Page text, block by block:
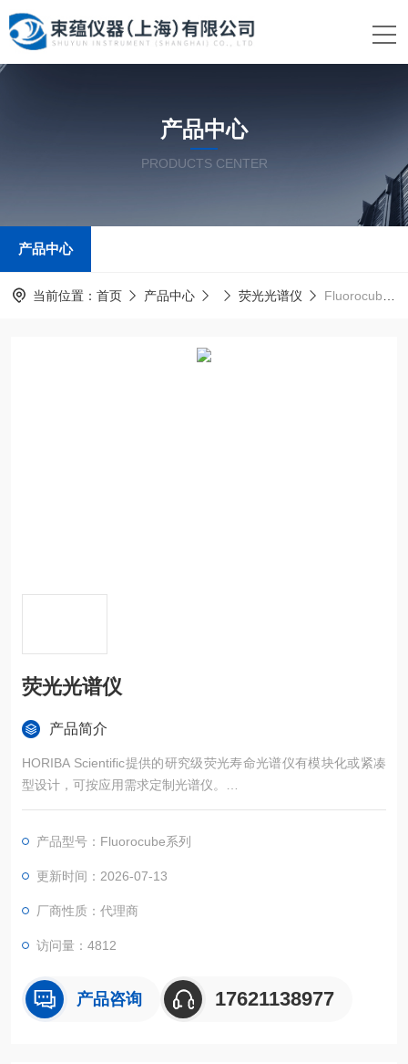
产品中心
PRODUCTS CENTER
产品中心
当前位置： 首页 产品中心 荧光光谱仪 Fluorocube系列荧光光谱仪
荧光光谱仪
产品简介
HORIBA Scientific提供的研究级荧光寿命光谱仪有模块化或紧凑
型设计，可按应用需求定制光谱仪。
Fluorocube荧光光谱仪将新的迷你化光源和检测技术与成熟的TC
光子计数寿命系统。
产品型号：Fluorocube系列
更新时间：2026-07-13
厂商性质：代理商
访问量：4812
产品咨询 17621138977